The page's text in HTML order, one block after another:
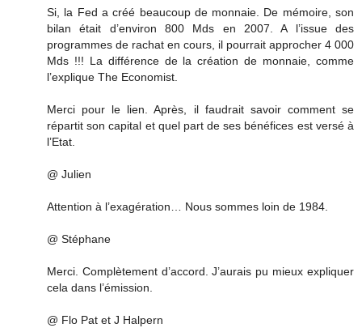
Si, la Fed a créé beaucoup de monnaie. De mémoire, son
bilan était d’environ 800 Mds en 2007. A l’issue des
programmes de rachat en cours, il pourrait approcher 4 000
Mds !!! La différence de la création de monnaie, comme
l’explique The Economist.
Merci pour le lien. Après, il faudrait savoir comment se
répartit son capital et quel part de ses bénéfices est versé à
l’Etat.
@ Julien
Attention à l’exagération… Nous sommes loin de 1984.
@ Stéphane
Merci. Complètement d’accord. J’aurais pu mieux expliquer
cela dans l’émission.
@ Flo Pat et J Halpern